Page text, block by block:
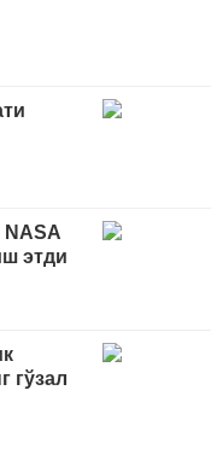
этди
гўзал